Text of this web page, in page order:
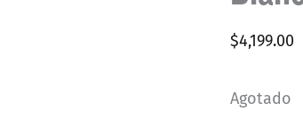
$4,199.00
Agotado